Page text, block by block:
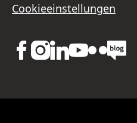
Cookieeinstellungen